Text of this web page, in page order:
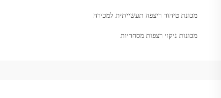
מכונת טיהור ריצפה תעשייתית למכירה
מכונות ניקוי רצפות מסחריות